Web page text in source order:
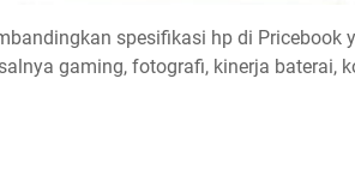
spesifikasi hp di Pricebook
gaming, fotografi, kinerja baterai,